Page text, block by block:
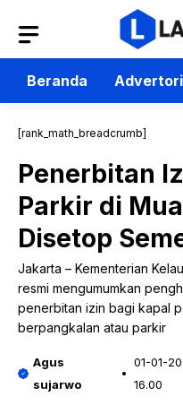
isi
Beranda
[rank_math_breadcrumb]
Penerbitan
Parkir di
Disetop
Jakarta – Kementerian
resmi mengumumkan
penerbitan izin bagi kapal
berpangkalan atau parkir
Agus
sujarwo
01-01-
16.00